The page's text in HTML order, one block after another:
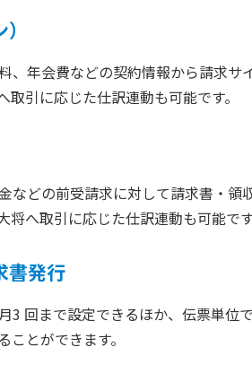
、年会費などの契約情報から請求
引に応じた仕訳連動も可能です。
などの前受請求に対して請求書・
へ取引に応じた仕訳連動も可能です
書発行
3 回まで設定できるほか、伝票単
とができます。